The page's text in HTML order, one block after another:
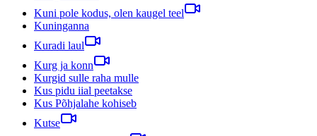
Kuni pole kodus, olen kaugel teel
Kuninganna
Kuradi laul
Kurg ja konn
Kurgid sulle raha mulle
Kus pidu iial peetakse
Kus Põhjalahe kohiseb
Kutse